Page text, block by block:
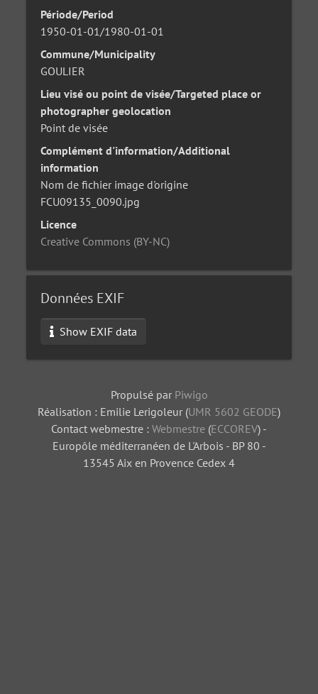
Période/Period
1950-01-01/1980-01-01
Commune/Municipality
GOULIER
Lieu visé ou point de visée/Targeted place or
photographer geolocation
Point de visée
Complément d'information/Additional
information
Nom de fichier image d'origine
FCU09135_0090.jpg
Licence
Creative Commons (BY-NC)
Données EXIF
Show EXIF data
Propulsé par Piwigo
Réalisation : Emilie Lerigoleur (UMR 5602 GEODE)
Contact webmestre : Webmestre (ECCOREV) -
Europôle méditerranéen de L'Arbois - BP 80 -
13545 Aix en Provence Cedex 4